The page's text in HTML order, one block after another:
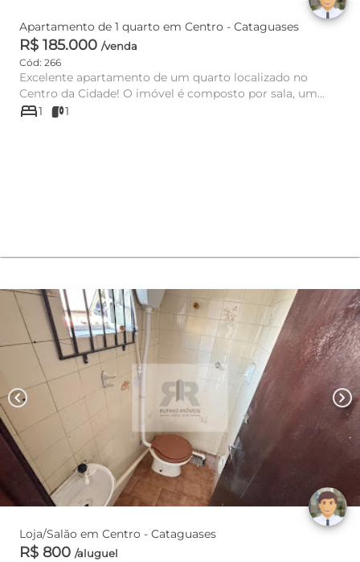
Apartamento de 1 quarto em Centro - Cataguases
R$ 185.000 /venda
Cód: 266
Excelente apartamento de um quarto localizado no
Centro da Cidade! O imóvel é composto por sala, um
quarto com acesso a ...
bed1 1
chevron_left chevron_right
Loja/Salão em Centro - Cataguases
R$ 800 /aluguel